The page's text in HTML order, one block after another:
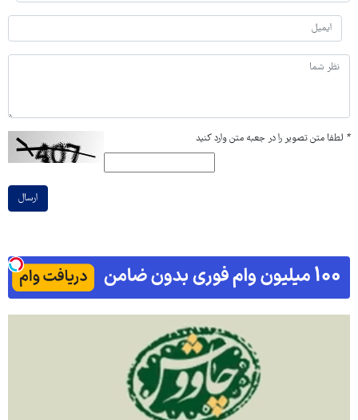
* لطفا متن تصویر را در جعبه متن وارد کنید
ارسال